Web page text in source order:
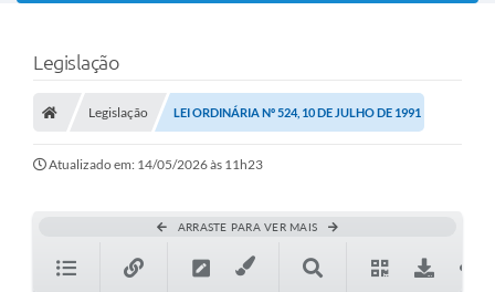
Legislação
Legislação LEI ORDINÁRIA Nº 524, 10 DE JULHO DE 1991
Atualizado em: 14/05/2026 às 11h23
ARRASTE PARA VER MAIS